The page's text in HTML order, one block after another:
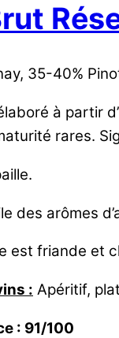
35-40%
à partir
rares.
des arômes
est friande et
: Apéritif,
: 91/100